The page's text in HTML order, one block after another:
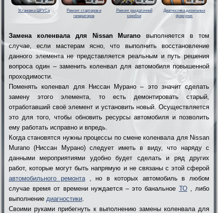
Установка ШРУСа
Ремонт стартеров и
генераторов
Ремонт раздаточной
коробки
Диагностика дизельных
форсунок
Замена коленвала для Nissan Murano выполняется в том
случае, если мастерам ясно, что выполнить восстановление
данного элемента не представляется реальным и путь решения
вопроса один – заменить коленвал для автомобиля повышенной
проходимости.
Поменять коленвал для Ниссан Мурано – это значит сделать
замену этого элемента, то есть демонтировать старый,
отработавший своё элемент и установить новый. Осуществляется
это для того, чтобы обновить ресурсы автомобиля и позволить
ему работать исправно и впредь.
Когда становятся нужны процессы по смене коленвала для Nissan
Murano (Ниссан Мурано) следует иметь в виду, что наряду с
данными мероприятиями удобно будет сделать и ряд других
работ, которые могут быть напрямую и не связаны с этой сферой
автомобильного ремонта, но в которых автомобиль в любом
случае время от времени нуждается – это банальное ТО, либо
выполнение диагностики
Своими руками прибегнуть к выполнению замены коленвала для